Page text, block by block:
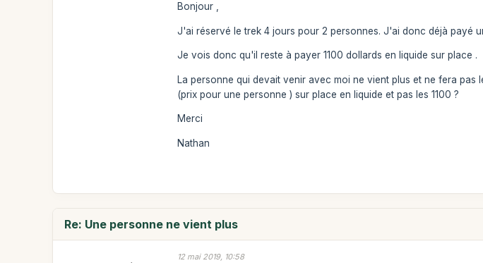
Bonjour ,
J'ai réservé le trek 4 jours pour 2 personnes. J'ai donc déjà payé
Je vois donc qu'il reste à payer 1100 dollards en liquide sur place .
La personne qui devait venir avec moi ne vient plus et ne fera pas
(prix pour une personne ) sur place en liquide et pas les 1100 ?
Merci
Nathan
Re: Une personne ne vient plus
12 mai 2019, 10:58